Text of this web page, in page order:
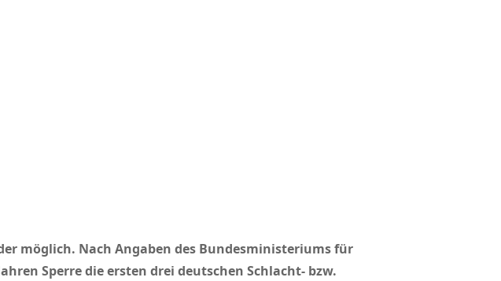
möglich. Nach Angaben des Bundesministeriums für
Sperre die ersten drei deutschen Schlacht- bzw.